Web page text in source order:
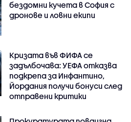
бездомни кучета в София с
дронове и ловни екипи
Кризата във ФИФА се
задълбочава: УЕФА отказва
подкрепа за Инфантино,
Йордания получи бонуси след
отправени критики